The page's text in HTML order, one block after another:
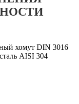
хомут DIN 3016
AISI 304